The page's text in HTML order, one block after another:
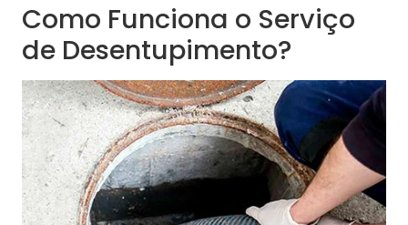
Como Funciona o Serviço
de Desentupimento?